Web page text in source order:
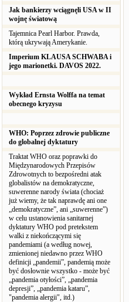
Jak bankierzy wciągnęli USA w II
wojnę światową
Tajemnica Pearl Harbor. Prawda,
którą ukrywają Amerykanie.
Imperium KLAUSA SCHWABA i
jego marionetki. DAVOS 2022.
Wykład Ernsta Wolffa na temat
obecnego kryzysu
WHO: Poprzez zdrowie publiczne
do globalnej dyktatury
Traktat WHO oraz poprawki do
Międzynarodowych Przepisów
Zdrowotnych to bezpośredni atak
globalistów na demokratyczne,
suwerenne narody świata (chociaż
już wiemy, że tak naprawdę ani one
„demokratyczne”, ani „suwerenne”)
w celu ustanowienia sanitarnej
dyktatury WHO pod pretekstem
walki z niekończącymi się
pandemiami (a według nowej,
zmienionej niedawno przez WHO
definicji „pandemii”, pandemią może
być dosłownie wszystko - może być
„pandemia otyłości”, „pandemia
depresji”, „pandemia kataru”,
"pandemia alergii", itd.)